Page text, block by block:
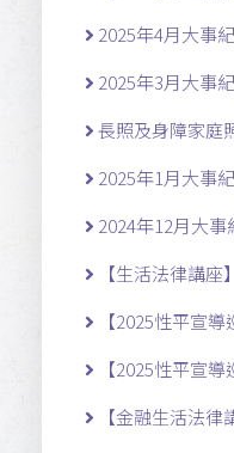
2025年4月大事紀
2025年3月大事紀
長照及身障家庭
2025年1月大事紀
2024年12月大事
【生活法律講座
【2025性平宣導
【2025性平宣導
【金融生活法律